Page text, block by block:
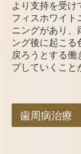
より支持を受け
フィスホワイト
ニングがあり、
ング後に起こる
戻ろうとする働
プしていくこと
歯周病治療